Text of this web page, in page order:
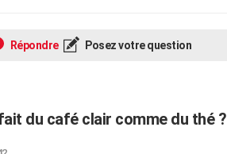
Répondre Posez votre question
du café clair comme du thé ?